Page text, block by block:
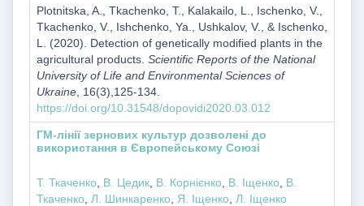
Plotnitska, A., Tkachenko, T., Kalakailo, L., Ischenko, V.,
Tkachenko, V., Ishchenko, Ya., Ushkalov, V., & Ischenko,
L. (2020). Detection of genetically modified plants in the
agricultural products. Scientific Reports of the National
University of Life and Environmental Sciences of
Ukraine, 16(3),125-134.
https://doi.org/10.31548/dopovidi2020.03.012
ГМ-лінії зернових культур дозволені до
використання в Європейському Союзі
Т. Ткаченко, В. Цедик, В. Корнієнко, В. Іщенко, В.
Ткаченко, Л. Шинкаренко, Я. Іщенко, Л. Іщенко